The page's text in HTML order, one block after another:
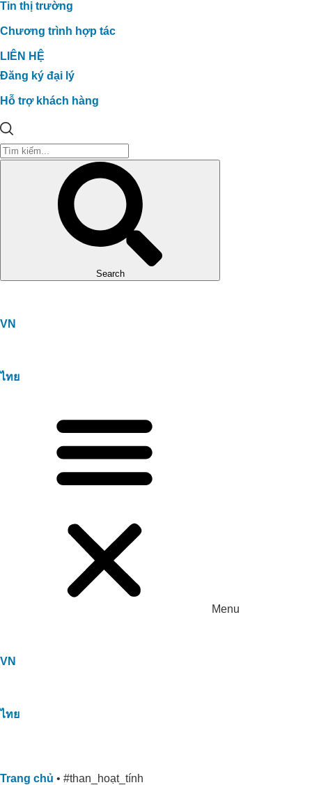
Tin thị trường
Chương trình hợp tác
LIÊN HỆ
Đăng ký đại lý
Hỗ trợ khách hàng
Search
VN
ไทย
Menu
VN
ไทย
Trang chủ • #than_hoạt_tính